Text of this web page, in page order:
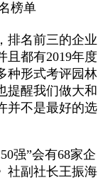
榜单
排名前三的企业
且都有2019年度
种形式考评园林
提醒我们做大和
并不是最好的选
强”会有68家企
社副社长王振海